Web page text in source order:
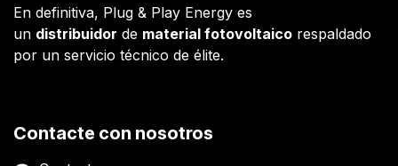
En definitiva, Plug & Play Energy es
un distribuidor de material fotovoltaico respaldado
por un servicio técnico de élite.
Contacte con nosotros